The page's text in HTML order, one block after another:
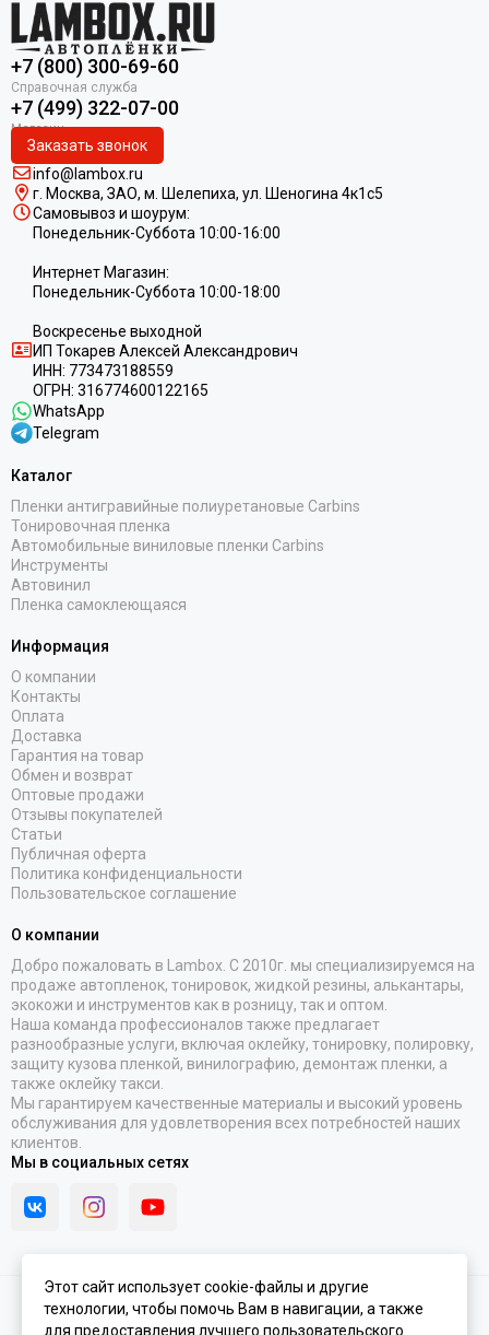
+7 (800) 300-69-60
+7 (499) 322-07-00
Заказать звонок
info@lambox.ru
г. Москва, ЗАО, м. Шелепиха, ул. Шеногина 4к1c5
Самовывоз и шоурум:
Понедельник-Суббота 10:00-16:00
Интернет Магазин:
Понедельник-Суббота 10:00-18:00
Воскресенье выходной
ИП Токарев Алексей Александрович
ИНН: 773473188559
ОГРН: 316774600122165
WhatsApp
Telegram
Каталог
Пленки антигравийные полиуретановые Carbins
Тонировочная пленка
Автомобильные виниловые пленки Carbins
Инструменты
Автовинил
Пленка самоклеющаяся
Информация
О компании
Контакты
Оплата
Доставка
Гарантия на товар
Обмен и возврат
Оптовые продажи
Отзывы покупателей
Статьи
Публичная оферта
Политика конфиденциальности
Пользовательское соглашение
О компании
Добро пожаловать в Lambox. С 2010г. мы специализируемся на
продаже автопленок, тонировок, жидкой резины, алькантары,
экокожи и инструментов как в розницу, так и оптом.
Наша команда профессионалов также предлагает
разнообразные услуги, включая оклейку, тонировку, полировку,
защиту кузова пленкой, винилографию, демонтаж пленки, а
также оклейку такси.
Мы гарантируем качественные материалы и высокий уровень
обслуживания для удовлетворения всех потребностей наших
клиентов.
Мы в социальных сетях
2026 © Lambox.ru.Карта сайта
Сделано вMOSK.STUDIOдля платформыInSales
Этот сайт использует cookie-файлы и другие
технологии, чтобы помочь Вам в навигации, а также
для предоставления лучшего пользовательского